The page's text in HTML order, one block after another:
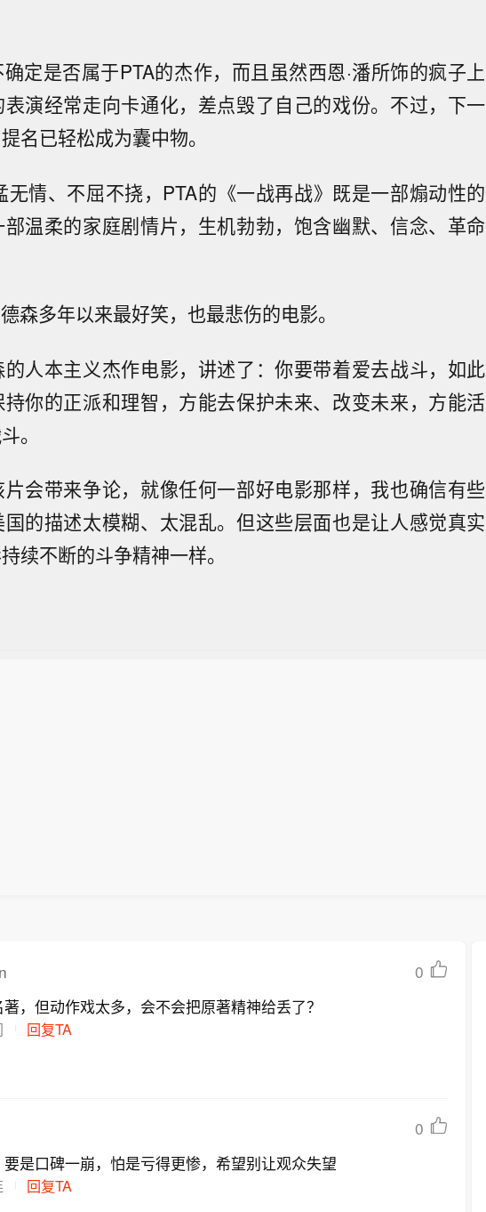
确定是否属于PTA的杰作，而且虽然西恩·潘所饰的疯子上
演经常走向卡通化，差点毁了自己的戏份。不过，下一
名已轻松成为囊中物。
情、不屈不挠，PTA的《一战再战》既是一部煽动性的
温柔的家庭剧情片，生机勃勃，饱含幽默、信念、革命
森多年以来最好笑，也最悲伤的电影。
的人本主义杰作电影，讲述了：你要带着爱去战斗，如此
你的正派和理智，方能去保护未来、改变未来，方能活
。
会带来争论，就像任何一部好电影那样，我也确信有些
的描述太模糊、太混乱。但这些层面也是让人感觉真实
续不断的斗争精神一样。
0
，但动作戏太多，会不会把原著精神给丢了？
回复TA
0
是口碑一崩，怕是亏得更惨，希望别让观众失望
回复TA